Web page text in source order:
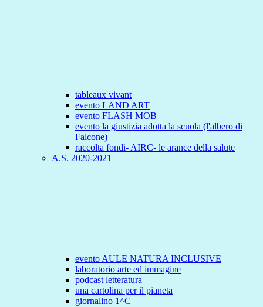
tableaux vivant
evento LAND ART
evento FLASH MOB
evento la giustizia adotta la scuola (l'albero di
Falcone)
raccolta fondi- AIRC- le arance della salute
A.S. 2020-2021
evento AULE NATURA INCLUSIVE
laboratorio arte ed immagine
podcast letteratura
una cartolina per il pianeta
giornalino 1^C